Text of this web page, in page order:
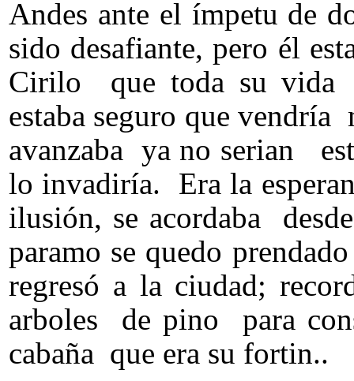
Andes ante el ímpetu de
sido desafiante, pero él
Cirilo que toda su vida
estaba seguro que
avanzaba ya no serian
lo invadiría. Era la
ilusión, se acordaba
paramo se quedo
regresó a la ciudad;
arboles de pino para
cabaña que era su fortin..